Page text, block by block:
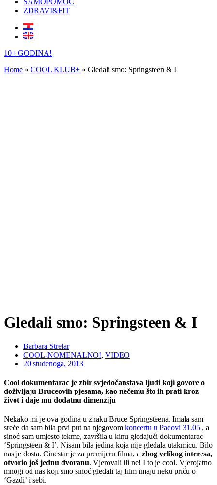
SAMOPOMOĆ
ZDRAVI&FIT
10+ GODINA!
Home » COOL KLUB+ » Gledali smo: Springsteen & I
Gledali smo: Springsteen & I
Barbara Strelar
COOL-NOMENALNO!, VIDEO
20 studenoga, 2013
Cool dokumentarac je zbir svjedočanstava ljudi koji govore o
doživljaju Bruceovih pjesama, kao nečemu što ih prati kroz
život i daje mu dodatnu dimenziju
Nekako mi je ova godina u znaku Bruce Springsteena. Imala sam
sreće da sam bila prvi put na njegovom koncertu u Padovi 31.05., a
sinoć sam umjesto tekme, završila u kinu gledajući dokumentarac
‘Springsteen & I’. Nisam bila jedina koja nije gledala utakmicu. Bilo
nas je dosta. Cinestar je za premijeru filma, a zbog velikog interesa,
otvorio još jednu dvoranu. Vjerovali ili ne! I to je cool. Vjerojatno
mnogi od nas koji smo sinoć gledali taj film imaju neku priču o
‘Gazdi’ i sebi.